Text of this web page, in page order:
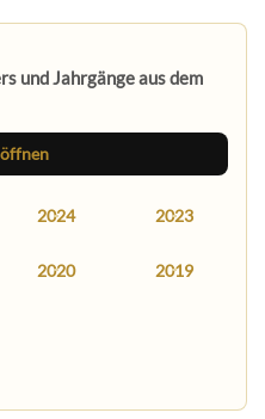
und Jahrgänge aus dem
2024 2023
2020 2019